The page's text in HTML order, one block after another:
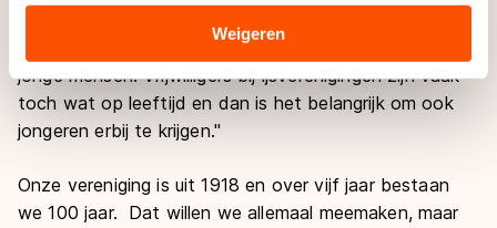
verstrekt of die zij hebben verzameld via hun services.
Sommige partners kunnen gegevens doorgeven aan
landen buiten de EU, zoals de VS, waar mogelijk geen
adequaat beschermingsniveau geldt volgens de GDPR.
Door op ‘Toestaan’ te klikken, stemt u in met deze
overdracht. Meer informatie vindt u in ons
Weigeren
mensen wordt steeds groter met daarbij gelukkig ook
jonge mensen. Vrijwilligers bij ijsverenigingen zijn vaak
toch wat op leeftijd en dan is het belangrijk om ook
jongeren erbij te krijgen."
Onze vereniging is uit 1918 en over vijf jaar bestaan
we 100 jaar. Dat willen we allemaal meemaken, maar